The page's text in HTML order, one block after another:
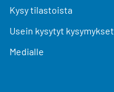
Kysy tilastoista
Usein kysytyt kysymykset
Medialle